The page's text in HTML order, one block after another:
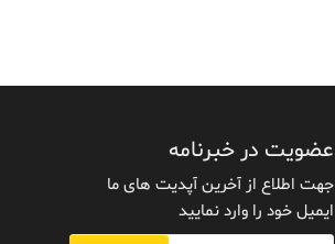
عضویت در خبرنامه
جهت اطلاع از آخرین آپدیت های ما
ایمیل خود را وارد نمایید